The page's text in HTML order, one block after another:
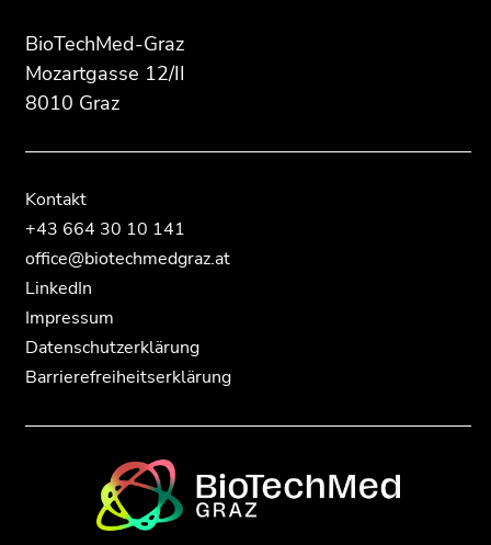
BioTechMed-Graz
Mozartgasse 12/II
8010 Graz
Kontakt
+43 664 30 10 141
office@biotechmedgraz.at
LinkedIn
Impressum
Datenschutzerklärung
Barrierefreiheitserklärung
Übersicht
Seitenbereiche
Übersicht
Seitenbereiche